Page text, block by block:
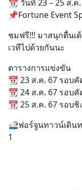
📆 วันที่ 23 – 25 ส.ค
📌Fortune Event
ชมฟรี!!! มาสนุกตื่นเ
เวทีไปด้วยกันนะ
ตารางการแข่งขัน
📆 23 ส.ค. 67 รอบคั
📆 24 ส.ค. 67 รอบคั
📆 25 ส.ค. 67 รอบ
🚅ฟอร์จูนทาวน์เดิน
1